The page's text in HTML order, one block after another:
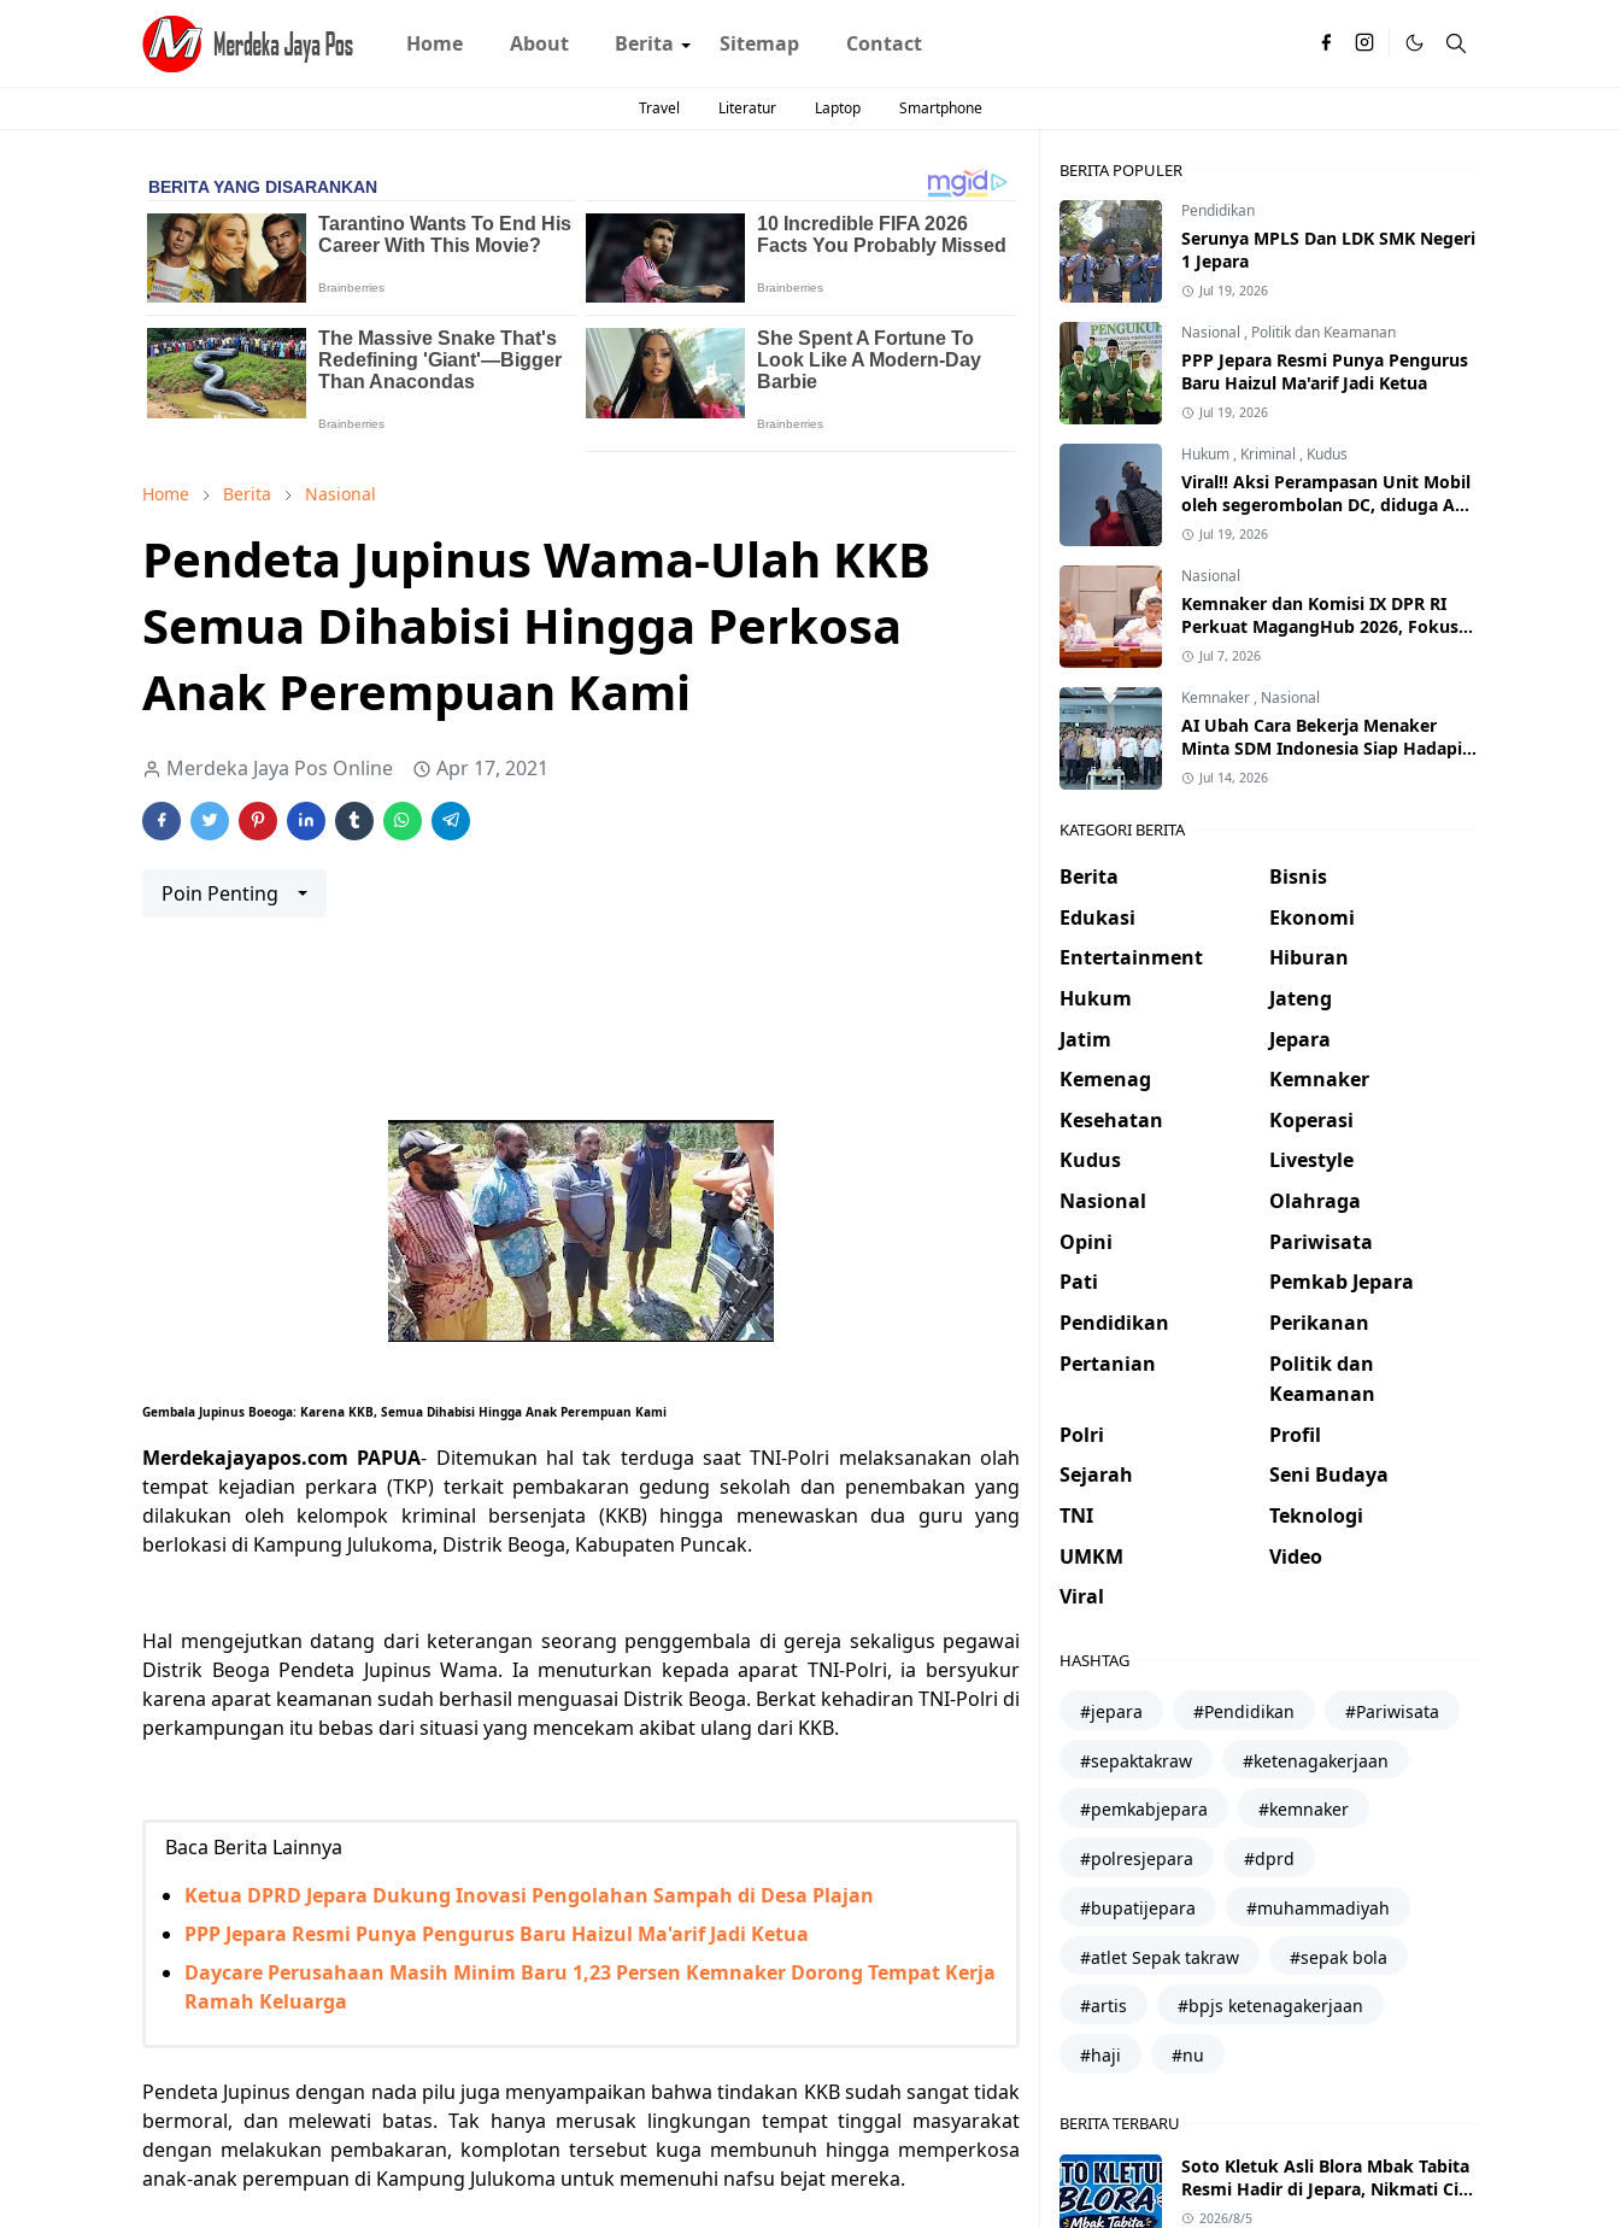
Home About Berita Sitemap Contact
Travel Literatur Laptop Smartphone
Home Berita Nasional
Pendeta Jupinus Wama-Ulah KKB
Semua Dihabisi Hingga Perkosa
Anak Perempuan Kami
Merdeka Jaya Pos Online Apr 17, 2021
Poin Penting
Gembala Jupinus Boeoga: Karena KKB, Semua Dihabisi Hingga Anak Perempuan Kami
Merdekajayapos.com PAPUA- Ditemukan hal tak terduga saat TNI-Polri melaksanakan olah
tempat kejadian perkara (TKP) terkait pembakaran gedung sekolah dan penembakan yang
dilakukan oleh kelompok kriminal bersenjata (KKB) hingga menewaskan dua guru yang
berlokasi di Kampung Julukoma, Distrik Beoga, Kabupaten Puncak.
Hal mengejutkan datang dari keterangan seorang penggembala di gereja sekaligus pegawai
Distrik Beoga Pendeta Jupinus Wama. Ia menuturkan kepada aparat TNI-Polri, ia bersyukur
karena aparat keamanan sudah berhasil menguasai Distrik Beoga. Berkat kehadiran TNI-Polri di
perkampungan itu bebas dari situasi yang mencekam akibat ulang dari KKB.
Baca Berita Lainnya
Ketua DPRD Jepara Dukung Inovasi Pengolahan Sampah di Desa Plajan
PPP Jepara Resmi Punya Pengurus Baru Haizul Ma'arif Jadi Ketua
Daycare Perusahaan Masih Minim Baru 1,23 Persen Kemnaker Dorong Tempat Kerja
Ramah Keluarga
Pendeta Jupinus dengan nada pilu juga menyampaikan bahwa tindakan KKB sudah sangat tidak
bermoral, dan melewati batas. Tak hanya merusak lingkungan tempat tinggal masyarakat
dengan melakukan pembakaran, komplotan tersebut kuga membunuh hingga memperkosa
anak-anak perempuan di Kampung Julukoma untuk memenuhi nafsu bejat mereka.
BERITA POPULER
Pendidikan
Serunya MPLS Dan LDK SMK Negeri
1 Jepara
Jul 19, 2026
Nasional , Politik dan Keamanan
PPP Jepara Resmi Punya Pengurus
Baru Haizul Ma'arif Jadi Ketua
Jul 19, 2026
Hukum , Kriminal , Kudus
Viral!! Aksi Perampasan Unit Mobil
oleh segerombolan DC, diduga Ada
Dalangnya
Jul 19, 2026
Nasional
Kemnaker dan Komisi IX DPR RI
Perkuat MagangHub 2026, Fokus
Tingkatkan Kompetensi Peserta
Jul 7, 2026
Kemnaker , Nasional
AI Ubah Cara Bekerja Menaker
Minta SDM Indonesia Siap Hadapi
Dunia Kerja Baru
Jul 14, 2026
KATEGORI BERITA
Berita
Bisnis
Edukasi
Ekonomi
Entertainment
Hiburan
Hukum
Jateng
Jatim
Jepara
Kemenag
Kemnaker
Kesehatan
Koperasi
Kudus
Livestyle
Nasional
Olahraga
Opini
Pariwisata
Pati
Pemkab Jepara
Pendidikan
Perikanan
Pertanian
Politik dan
Keamanan
Polri
Profil
Sejarah
Seni Budaya
TNI
Teknologi
UMKM
Video
Viral
HASHTAG
#jepara #Pendidikan #Pariwisata
#sepaktakraw #ketenagakerjaan
#pemkabjepara #kemnaker
#polresjepara #dprd
#bupatijepara #muhammadiyah
#atlet Sepak takraw #sepak bola
#artis #bpjs ketenagakerjaan
#haji #nu
BERITA TERBARU
Soto Kletuk Asli Blora Mbak Tabita
Resmi Hadir di Jepara, Nikmati Cita
Rasa Autentik Mulai Rp10 Ribu
2026/8/5